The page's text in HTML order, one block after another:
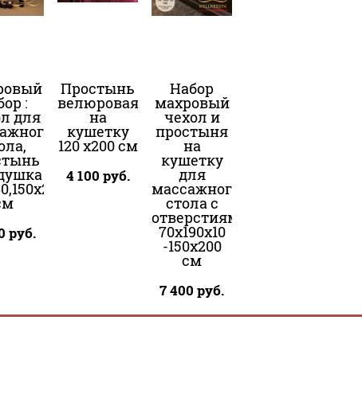
:
для
руб.
Простынь
велюровая
на
кушетку
120 х200 см
4 100 руб.
Набор
махровый
чехол и
простыня
на
кушетку
для
массажного
стола с
отверстиям,
70х190х10
-150х200
см
7 400 руб.